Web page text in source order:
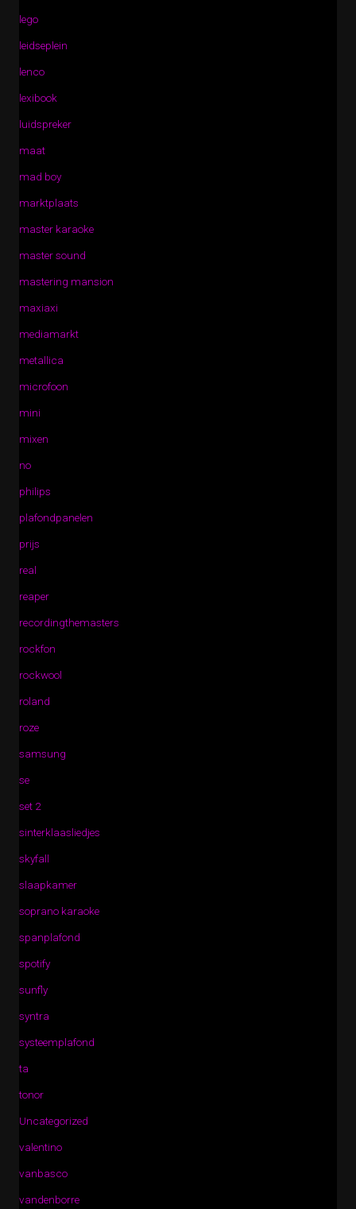
lego
leidseplein
lenco
lexibook
luidspreker
maat
mad boy
marktplaats
master karaoke
master sound
mastering mansion
maxiaxi
mediamarkt
metallica
microfoon
mini
mixen
no
philips
plafondpanelen
prijs
real
reaper
recordingthemasters
rockfon
rockwool
roland
roze
samsung
se
set 2
sinterklaasliedjes
skyfall
slaapkamer
soprano karaoke
spanplafond
spotify
sunfly
syntra
systeemplafond
ta
tonor
Uncategorized
valentino
vanbasco
vandenborre